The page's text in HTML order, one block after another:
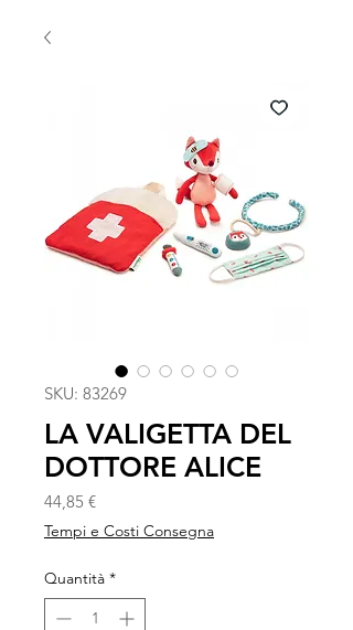
SKU: 83269
LA VALIGETTA DEL
DOTTORE ALICE
44,85 €Prezzo
Tempi e Costi Consegna
Quantità *